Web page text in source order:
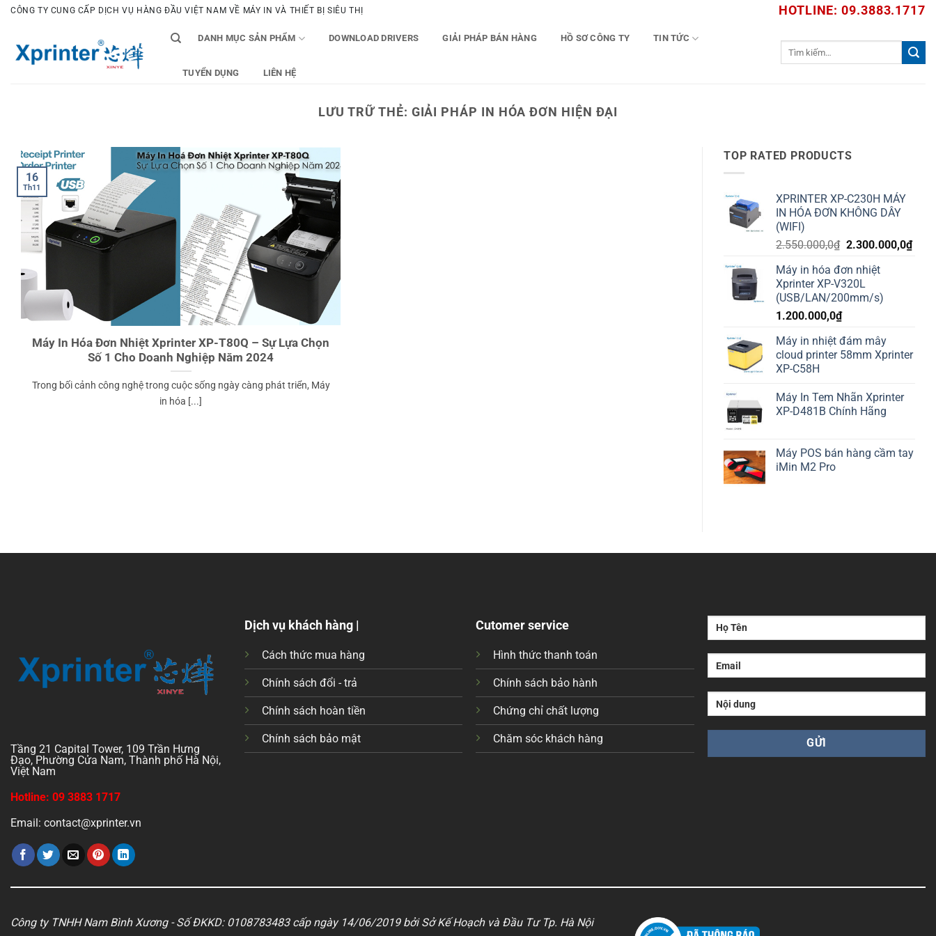
Bỏ
dung
CÔNG TY CUNG CẤP DỊCH VỤ HÀNG ĐẦU VIỆT NAM VỀ MÁY IN VÀ THIẾT BỊ SIÊU THỊ HOTLINE: 09.3883.1717
DANH MỤC SẢN PHẨM DOWNLOAD DRIVERS GIẢI PHÁP BÁN HÀNG HỒ SƠ CÔNG TY TIN TỨC
TUYỂN DỤNG LIÊN HỆ
LƯU TRỮ THẺ: GIẢI PHÁP IN HÓA ĐƠN HIỆN ĐẠI
Máy In Hóa Đơn Nhiệt Xprinter XP-T80Q – Sự Lựa Chọn
Số 1 Cho Doanh Nghiệp Năm 2024
Trong bối cảnh công nghệ trong cuộc sống ngày càng phát triển, Máy
in hóa [...]
16
Th11
TOP RATED PRODUCTS
XPRINTER XP-C230H MÁY
IN HÓA ĐƠN KHÔNG DÂY
(WIFI)
2.550.000,0₫ Giá
là:
2.550.000,0₫.
2.300.000,0₫Giá
Máy in hóa đơn nhiệt
Xprinter XP-V320L
(USB/LAN/200mm/s)
1.200.000,0₫
Máy in nhiệt đám mây
cloud printer 58mm Xprinter
XP-C58H
Máy In Tem Nhãn Xprinter
XP-D481B Chính Hãng
Máy POS bán hàng cầm tay
iMin M2 Pro
Tầng 21 Capital Tower, 109 Trần Hưng
Đạo, Phường Cửa Nam, Thành phố Hà Nội,
Việt Nam
Hotline: 09 3883 1717
Email: contact@xprinter.vn
Dịch vụ khách hàng |
Cách thức mua hàng
Chính sách đổi - trả
Chính sách hoàn tiền
Chính sách bảo mật
Cutomer service
Hình thức thanh toán
Chính sách bảo hành
Chứng chỉ chất lượng
Chăm sóc khách hàng
Công ty TNHH Nam Bình Xương - Số ĐKKD: 0108783483 cấp ngày 14/06/2019 bởi Sở Kế Hoạch và Đầu Tư Tp. Hà Nội